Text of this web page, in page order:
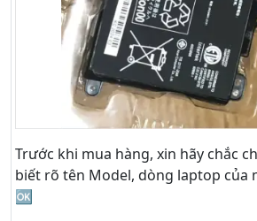
Trước khi mua hàng, xin hãy chắc
biết rõ tên Model, dòng laptop của
🆗